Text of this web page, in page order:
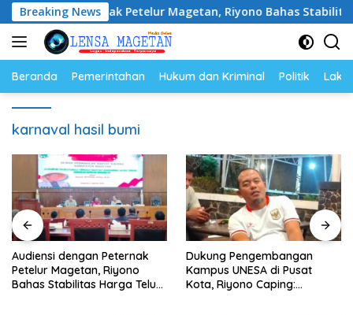
Langsung
ke
konten
Breaking News
Peternak Petelur Magetan, Riyono Bahas Stabilitas Harga
Beranda Pemerintahan Hukum dan Kriminal Politik
karnaval hasil bumi
Audiensi dengan Peternak
Petelur Magetan, Riyono
Bahas Stabilitas Harga Telur
Dukung Pengembangan
Kampus UNESA di Pusat
Kota, Riyono Caping: